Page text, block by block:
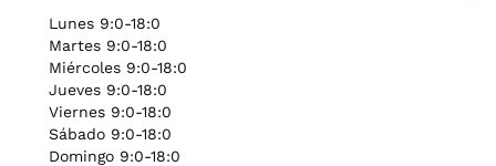
Lunes 9:0-18:0
Martes 9:0-18:0
Miércoles 9:0-18:0
Jueves 9:0-18:0
Viernes 9:0-18:0
Sábado 9:0-18:0
Domingo 9:0-18:0